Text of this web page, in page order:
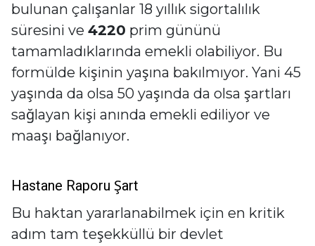
bulunan çalışanlar 18 yıllık sigortalılık
süresini ve 4220 prim gününü
tamamladıklarında emekli olabiliyor. Bu
formülde kişinin yaşına bakılmıyor. Yani 45
yaşında da olsa 50 yaşında da olsa şartları
sağlayan kişi anında emekli ediliyor ve
maaşı bağlanıyor.
Hastane Raporu Şart
Bu haktan yararlanabilmek için en kritik
adım tam teşekküllü bir devlet